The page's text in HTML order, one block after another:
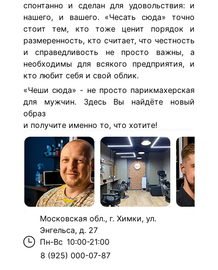
спонтанно и сделан для удовольствия: и
нашего, и вашего. «Чесать сюда» точно
стоит тем, кто тоже ценит порядок и
размеренность, кто считает, что честность
и справедливость не просто важны, а
необходимы для всякого предприятия, и
кто любит себя и свой облик.
«Чеши сюда» - не просто парикмахерская
для мужчин. Здесь Вы найдёте новый
образ
и получите именно то, что хотите!
Московская обл., г. Химки, ул.
Энгельса, д. 27
Пн-Вс 10:00-21:00
8 (925) 000-07-87